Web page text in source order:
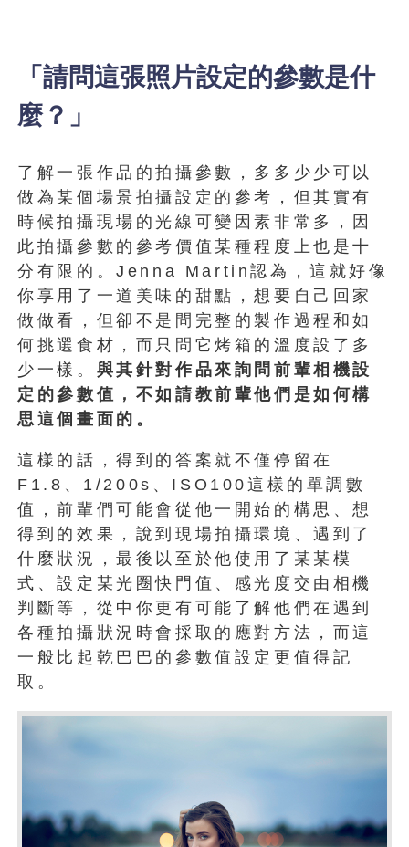
「請問這張照片設定的參數是什
麼？」
了解一張作品的拍攝參數，多多少少可以
做為某個場景拍攝設定的參考，但其實有
時候拍攝現場的光線可變因素非常多，因
此拍攝參數的參考價值某種程度上也是十
分有限的。Jenna Martin認為，這就好像
你享用了一道美味的甜點，想要自己回家
做做看，但卻不是問完整的製作過程和如
何挑選食材，而只問它烤箱的溫度設了多
少一樣。 與其針對作品來詢問前輩相機設
定的參數值，不如請教前輩他們是如何構
思這個畫面的。
這樣的話，得到的答案就不僅停留在
F1.8、1/200s、ISO100這樣的單調數
值，前輩們可能會從他一開始的構思、想
得到的效果，說到現場拍攝環境、遇到了
什麼狀況，最後以至於他使用了某某模
式、設定某光圈快門值、感光度交由相機
判斷等，從中你更有可能了解他們在遇到
各種拍攝狀況時會採取的應對方法，而這
一般比起乾巴巴的參數值設定更值得記
取。